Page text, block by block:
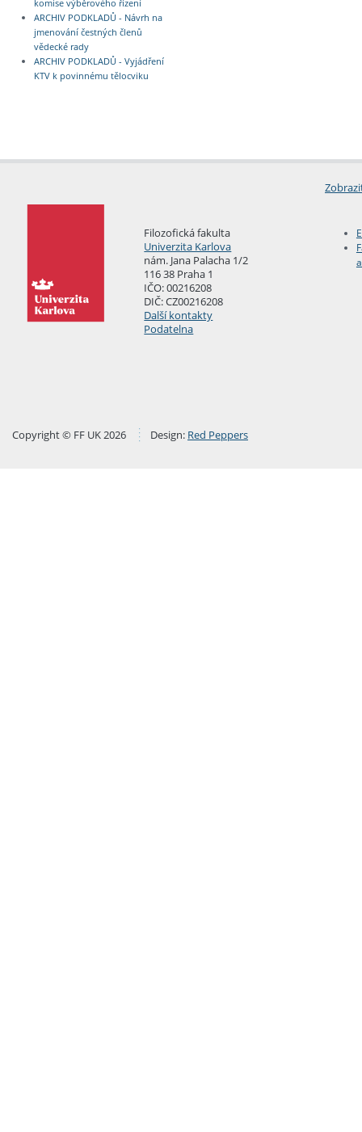
komise výběrového řízení
ARCHIV PODKLADŮ - Návrh na
jmenování čestných členů
vědecké rady
ARCHIV PODKLADŮ - Vyjádření
KTV k povinnému tělocviku
Filozofická fakulta
Univerzita Karlova
nám. Jana Palacha 1/2
116 38 Praha 1
IČO: 00216208
DIČ: CZ00216208
Další kontakty
Podatelna
Copyright © FF UK 2026 Design: Red Peppers